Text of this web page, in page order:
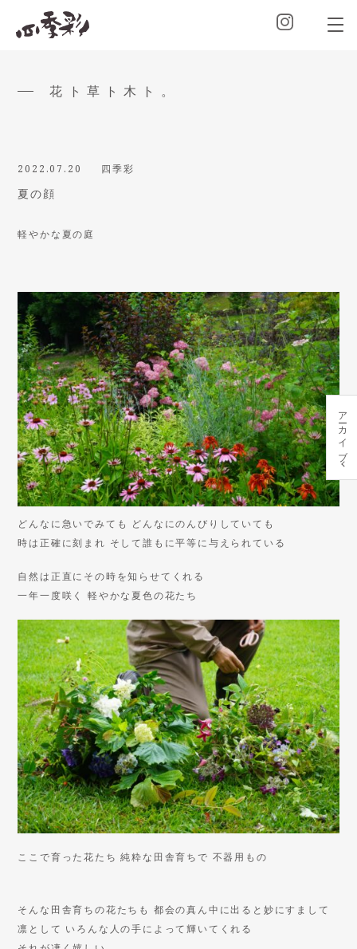
花ト草ト木ト。
2022.07.20 四季彩
夏の顔
軽やかな夏の庭
どんなに急いでみても どんなにのんびりしていても
時は正確に刻まれ そして誰もに平等に与えられている
自然は正直にその時を知らせてくれる
一年一度咲く 軽やかな夏色の花たち
ここで育った花たち 純粋な田舎育ちで 不器用もの
そんな田舎育ちの花たちも 都会の真ん中に出ると妙にすまして
凛として いろんな人の手によって輝いてくれる
アーカイブ